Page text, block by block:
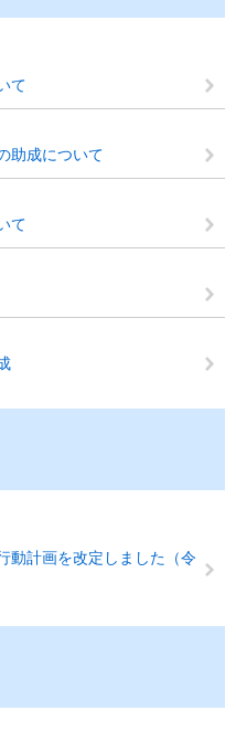
て
助成について
て
動計画を改定しました（令